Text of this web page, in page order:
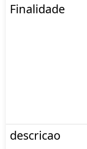
Finalidade
descricao